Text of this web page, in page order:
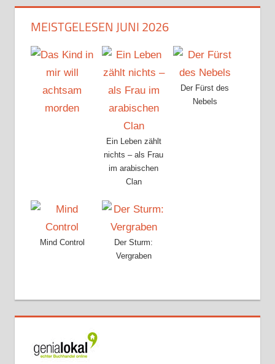
MEISTGELESEN JUNI 2026
Ein Leben zählt
nichts – als Frau
im arabischen
Clan
Der Fürst des
Nebels
Mind Control
Der Sturm:
Vergraben